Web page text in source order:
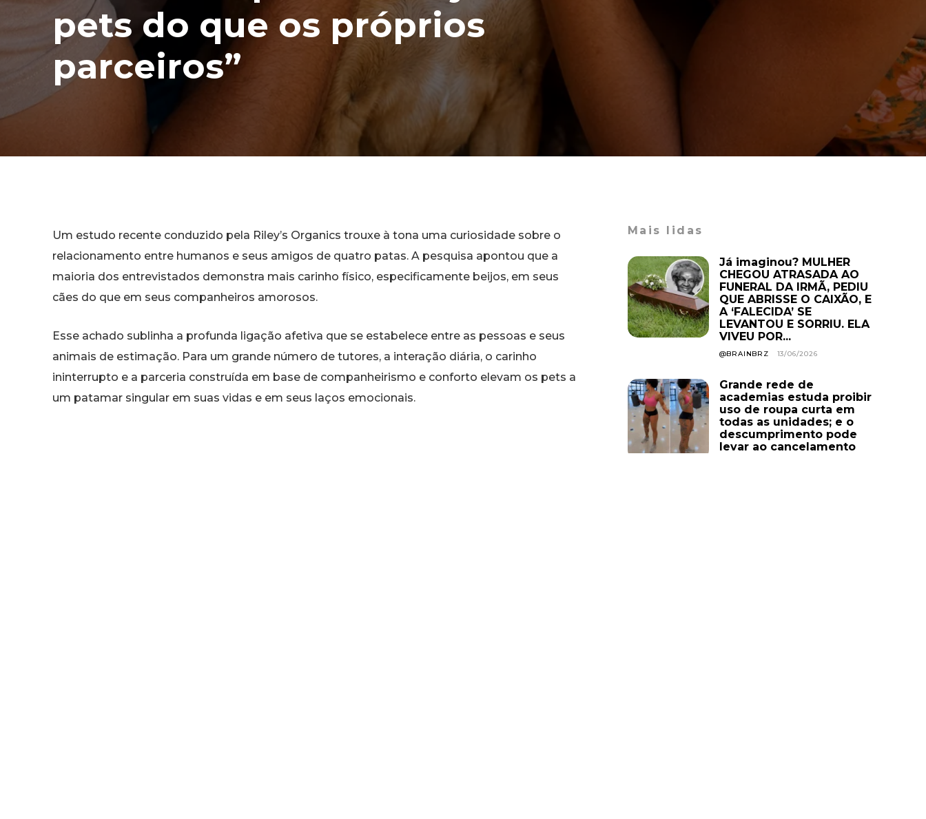
pets do que os próprios
parceiros”
Um estudo recente conduzido pela Riley’s Organics trouxe à tona uma curiosidade sobre o
relacionamento entre humanos e seus amigos de quatro patas. A pesquisa apontou que a
maioria dos entrevistados demonstra mais carinho físico, especificamente beijos, em seus
cães do que em seus companheiros amorosos.
Esse achado sublinha a profunda ligação afetiva que se estabelece entre as pessoas e seus
animais de estimação. Para um grande número de tutores, a interação diária, o carinho
ininterrupto e a parceria construída em base de companheirismo e conforto elevam os pets a
um patamar singular em suas vidas e em seus laços emocionais.
Mais lidas
Já imaginou? MULHER
CHEGOU ATRASADA AO
FUNERAL DA IRMÃ, PEDIU
QUE ABRISSE O CAIXÃO, E
A ‘FALECIDA’ SE
LEVANTOU E SORRIU. ELA
VIVEU POR...
@BRAINBRZ 13/06/2026
Grande rede de
academias estuda proibir
uso de roupa curta em
todas as unidades; e o
descumprimento pode
levar ao cancelamento